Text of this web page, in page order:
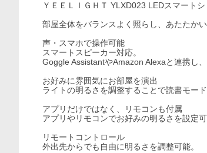
ＹＥＥＬＩＧＨＴ YLXD023 LEDスマート
部屋全体をバランスよく照らし、あたたか
声・スマホで操作可能
スマートスピーカー対応。
Goggle AssistantやAmazon Alexaと連携し
お好みに雰囲気にお部屋を演出
ライトの明るさを調整することで読書モー
アプリだけではなく、リモコンも付属
アプリやリモコンでお好みの明るさを設定可
リモートコントロール
外出先からでも自由に明るさを調整可能。